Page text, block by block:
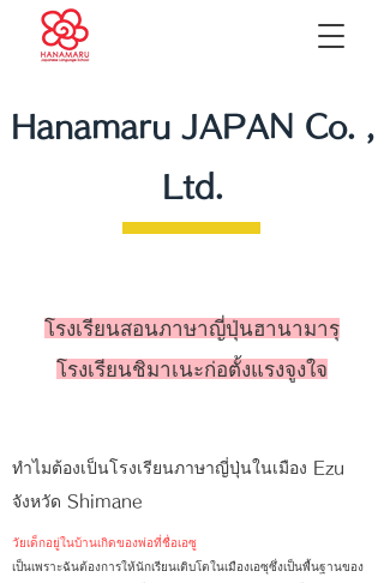
Hanamaru JAPAN Co. ,
Ltd.
โรงเรียนสอนภาษาญี่ปุ่นฮานามารุ
โรงเรียนชิมาเนะก่อตั้งแรงจูงใจ
ทำไมต้องเป็นโรงเรียนภาษาญี่ปุ่นในเมือง Ezu
จังหวัด Shimane
วัยเด็กอยู่ในบ้านเกิดของพ่อที่ชื่อเอซู
เป็นเพราะฉันต้องการให้นักเรียนเติบโตในเมืองเอซุซึ่งเป็นพื้นฐานของ